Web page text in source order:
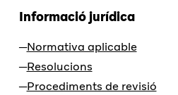
Informació jurídica
Normativa aplicable
Resolucions
Procediments de revisió